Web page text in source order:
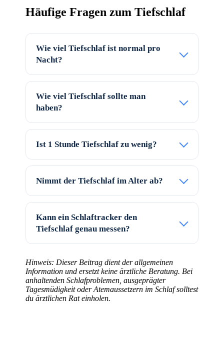
Häufige Fragen zum Tiefschlaf
Wie viel Tiefschlaf ist normal pro
Nacht?
Wie viel Tiefschlaf sollte man
haben?
Ist 1 Stunde Tiefschlaf zu wenig?
Nimmt der Tiefschlaf im Alter ab?
Kann ein Schlaftracker den
Tiefschlaf genau messen?
Hinweis: Dieser Beitrag dient der allgemeinen
Information und ersetzt keine ärztliche Beratung. Bei
anhaltenden Schlafproblemen, ausgeprägter
Tagesmüdigkeit oder Atemaussetzern im Schlaf solltest
du ärztlichen Rat einholen.